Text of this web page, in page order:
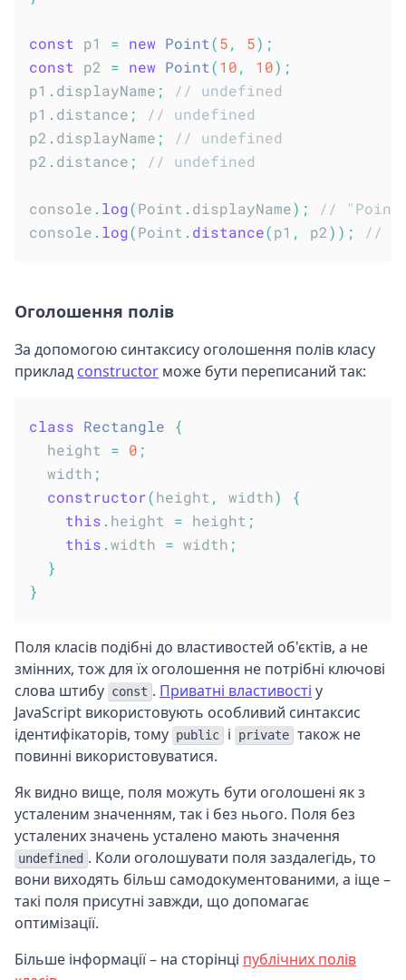
const p1 = new Point(5, 5) ;
const p2 = new Point(10, 10) ;
p1 . displayName ;
// undefined
p1 . distance ;
// undefined
p2 . displayName ;
// undefined
p2 . distance ; // undefined
console . log(Point . displayName) ;
//
console . log(Point . distance(p1 , p2) ) ; //
Оголошення полів
За допомогою синтаксису оголошення полів класу
приклад constructor може бути переписаний так:
class Rectangle
{
  height
= 0 ;
  width
;
constructor(height , width)
{
this . height = height ;
this .width = width ;
}
}
Поля класів подібні до властивостей об'єктів, а не
змінних, тож для їх оголошення не потрібні ключові
слова штибу const . Приватні властивості у
JavaScript використовують особливий синтаксис
ідентифікаторів, тому public і private також не
повинні використовуватися.
Як видно вище, поля можуть бути оголошені як з
усталеним значенням, так і без нього. Поля без
усталених значень усталено мають значення
undefined . Коли оголошувати поля заздалегідь, то
вони виходять більш самодокументованими, а іще –
такі поля присутні завжди, що допомагає
оптимізації.
Більше інформації – на сторінці публічних полів